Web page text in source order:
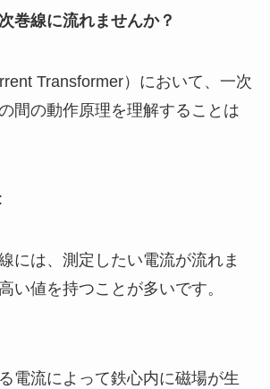
巻線に流れませんか？
Transformer）において、一次
間の動作原理を理解することは
には、測定したい電流が流れま
い値を持つことが多いです。
電流によって鉄心内に磁場が生